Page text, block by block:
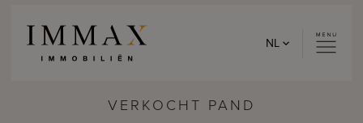
NL
VERKOCHT PAND